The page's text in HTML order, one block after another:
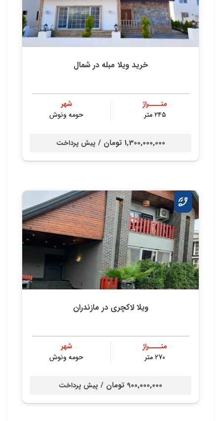
خرید ویلا مبله در شمال
متــــراژ
۲۴۵ متر
شهر
حومه ونوش
1,300,000,000 تومان / پیش پرداخت
ویلا لاکچری در مازندران
متــــراژ
270 متر
شهر
حومه ونوش
900,000,000 تومان / پیش پرداخت